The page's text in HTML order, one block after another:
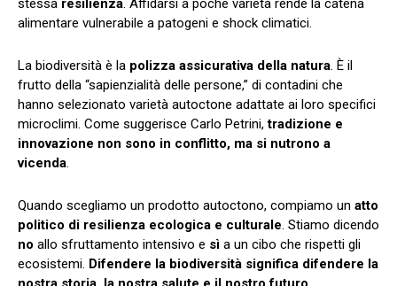
stessa resilienza. Affidarsi a poche varietà rende la catena
alimentare vulnerabile a patogeni e shock climatici.
La biodiversità è la polizza assicurativa della natura. È il
frutto della “sapienzialità delle persone,” di contadini che
hanno selezionato varietà autoctone adattate ai loro specifici
microclimi. Come suggerisce Carlo Petrini,tradizione e
innovazione non sono in conflitto, ma si nutrono a
vicenda.
Quando scegliamo un prodotto autoctono, compiamo un atto
politico di resilienza ecologica e culturale. Stiamo dicendo
no allo sfruttamento intensivo e sì a un cibo che rispetti gli
ecosistemi. Difendere la biodiversità significa difendere la